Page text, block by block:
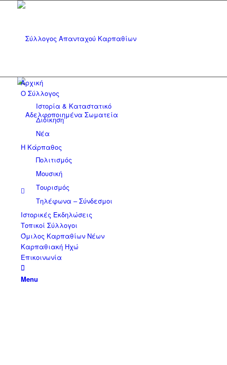
Αρχική
Ο Σύλλογος
Ιστορία & Καταστατικό
Διοίκηση
Νέα
Η Κάρπαθος
Πολιτισμός
Μουσική
Τουρισμός
Τηλέφωνα – Σύνδεσμοι
Ιστορικές Εκδηλώσεις
Τοπικοί Σύλλογοι
Όμιλος Καρπαθίων Νέων
Καρπαθιακή Ηχώ
Επικοινωνία
Menu